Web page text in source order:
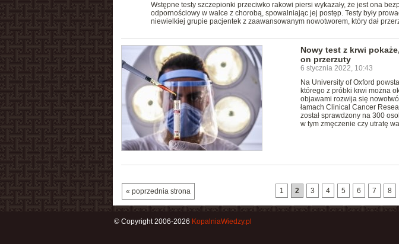
Wstępne testy szczepionki przeciwko rakowi piersi wykazały, że jest ona
odpornościowy w walce z chorobą, spowalniając jej postęp. Testy były
niewielkiej grupie pacjentek z zaawansowanym nowotworem, który dał
Nowy test z krwi
on przerzuty
6 stycznia 2022, 10:43
Na University of Oxford
którego z próbki krwi można
objawami rozwija się
łamach Clinical Cancer
został sprawdzony na 300
w tym zmęczenie czy utratę
« poprzednia strona 1 2 3 4 5 6 7 8
© Copyright 2006-2026 KopalniaWiedzy.pl